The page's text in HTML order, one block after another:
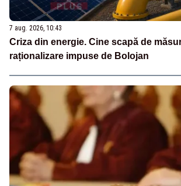
7 aug. 2026, 10:43
Criza din energie. Cine scapă de
raționalizare impuse de Bolojan